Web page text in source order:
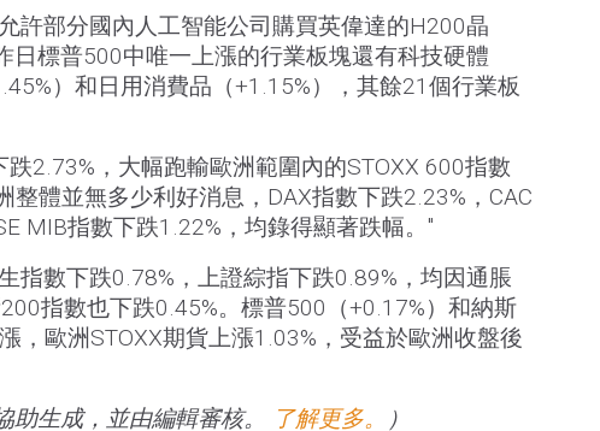
許部分國內人工智能公司購買英偉達的H200晶
日標普500中唯一上漲的行業板塊還有科技硬體
）和日用消費品（+1.15%），其餘21個行業板
跌2.73%，大幅跑輸歐洲範圍內的STOXX 600指數
整體並無多少利好消息，DAX指數下跌2.23%，CAC
MIB指數下跌1.22%，均錄得顯著跌幅。"
指數下跌0.78%，上證綜指下跌0.89%，均因通脹
指數也下跌0.45%。標普500（+0.17%）和納斯
，歐洲STOXX期貨上漲1.03%，受益於歐洲收盤後
助生成，並由編輯審核。
了解更多。 ）